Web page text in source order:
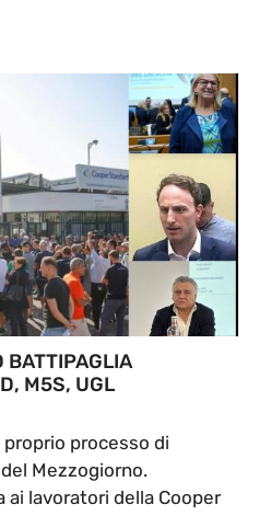
BATTIPAGLIA
M5S, UGL
processo di
Mezzogiorno.
ai lavoratori della Cooper